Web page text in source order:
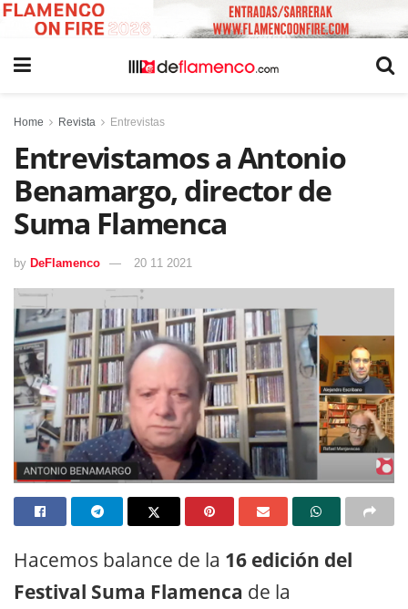
Home Revista Entrevistas
Entrevistamos a Antonio
Benamargo, director de
Suma Flamenca
by DeFlamenco 20 11 2021
Hacemos balance de la 16 edición del
Festival Suma Flamenca de la